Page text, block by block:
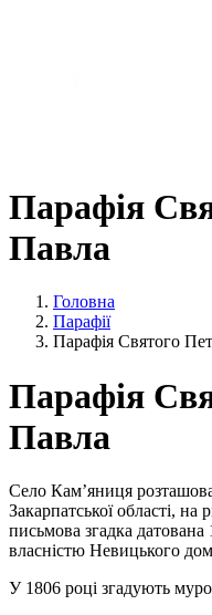
Парафія
Павла
Головна
Парафії
Парафія Святого
Парафія
Павла
Село Кам’яниця
Закарпатської області,
письмова згадка
власністю Невицького
У 1806 році згадують